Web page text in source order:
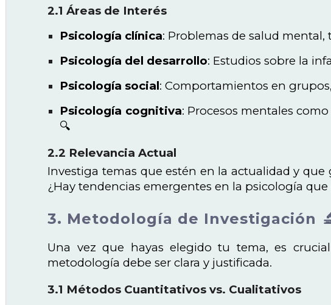
2.1 Áreas de Interés
Psicología clínica: Problemas de salud
Psicología del desarrollo: Estudios sobre la
Psicología social: Comportamientos en
Psicología cognitiva: Procesos mentales
🔍
2.2 Relevancia Actual
Investiga temas que estén en la actualidad y
¿Hay tendencias emergentes en la psicología que
3. Metodología de Investigación
Una vez que hayas elegido tu tema, es
metodología debe ser clara y justificada.
3.1 Métodos Cuantitativos vs. Cualitativos